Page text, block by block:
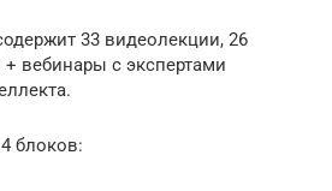
33 видеолекции, 26
+ вебинары с экспертами
блоков: